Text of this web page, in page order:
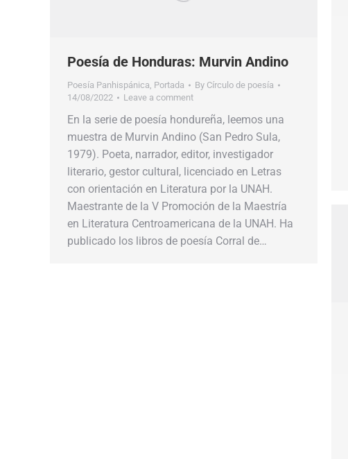
Poesía de Honduras: Murvin Andino
Poesía Panhispánica Portada By Círculo de poesía
14/08/2022
Leave a comment
En la serie de poesía hondureña, leemos una
muestra de Murvin Andino (San Pedro Sula,
1979). Poeta, narrador, editor, investigador
literario, gestor cultural, licenciado en Letras
con orientación en Literatura por la UNAH.
Maestrante de la V Promoción de la Maestría
en Literatura Centroamericana de la UNAH. Ha
publicado los libros de poesía Corral de…